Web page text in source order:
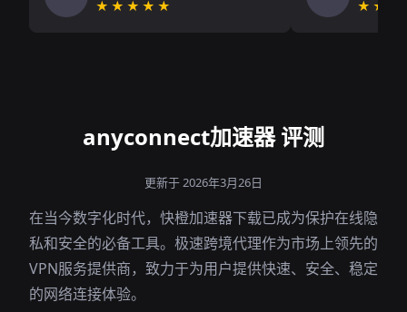
★★★★★
anyconnect加速器 评测
更新于 2026年3月26日
在当今数字化时代，快橙加速器下载已成为保护在线隐
私和安全的必备工具。极速跨境代理作为市场上领先的
VPN服务提供商，致力于为用户提供快速、安全、稳定
的网络连接体验。